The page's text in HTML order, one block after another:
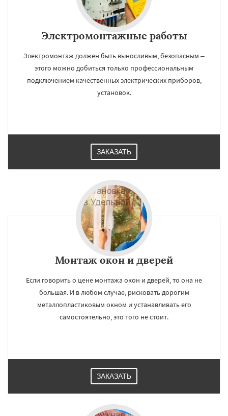
Электромонтажные работы
Электромонтаж должен быть выносливым, безопасным –
этого можно добиться только профессиональным
подключением качественных электрических приборов,
установок.
ЗАКАЗАТЬ
Монтаж окон и дверей
Если говорить о цене монтажа окон и дверей, то она не
большая. И в любом случае, рисковать дорогим
металлопластиковым окном и устанавливать его
самостоятельно, это того не стоит.
ЗАКАЗАТЬ